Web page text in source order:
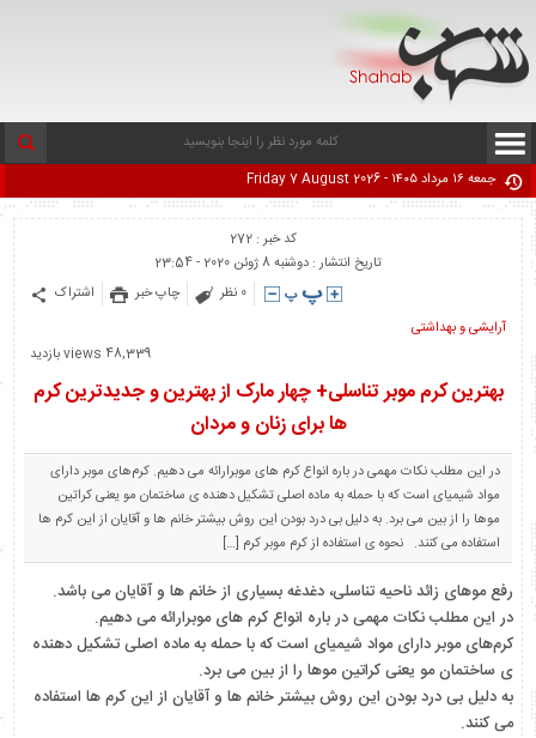
جمعه ۱۶ مرداد ۱۴۰۵ - Friday 7 August 2026
کد خبر : 272
تاریخ انتشار : دوشنبه 8 ژوئن 2020 - 23:54
اشتراک
چاپ خبر
0 نظر
آرایشی و بهداشتی
48,339 views بازدید
بهترین کرم موبر تناسلی+ چهار مارک از بهترین و جدیدترین کرم
ها برای زنان و مردان
در این مطلب نکات مهمی در باره انواع کرم های موبرارائه می دهیم. کرم‌های موبر دارای
مواد شیمیای است که با حمله به ماده اصلی تشکیل دهنده ی ساختمان مو یعنی کراتین
موها را از بین می برد. به دلیل بی درد بودن این روش بیشتر خانم ها و آقایان از این کرم ها
استفاده می کنند. نحوه ی استفاده از کرم موبر کرم […]
رفع موهای زائد ناحیه تناسلی، دغدغه بسیاری از خانم ها و آقایان می باشد.
در این مطلب نکات مهمی در باره انواع کرم های موبرارائه می دهیم.
کرم‌های موبر دارای مواد شیمیای است که با حمله به ماده اصلی تشکیل دهنده
ی ساختمان مو یعنی کراتین موها را از بین می برد.
به دلیل بی درد بودن این روش بیشتر خانم ها و آقایان از این کرم ها استفاده
می کنند.